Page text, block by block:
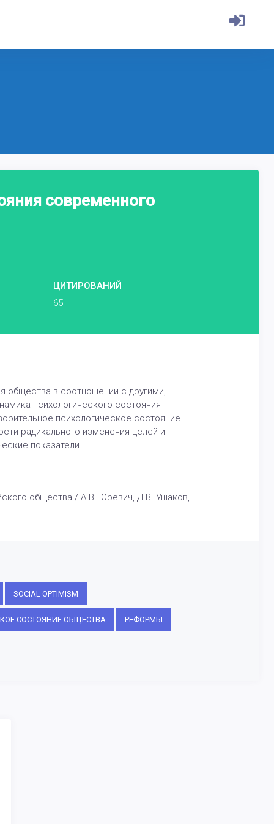
современного
ЦИТИРОВАНИЙ
65
общества в соотношении с другими,
психологического состояния
психологическое состояние
радикального изменения целей и
показатели.
общества / А.В. Юревич, Д.В. Ушаков,
SOCIAL OPTIMISM
СОСТОЯНИЕ ОБЩЕСТВА РЕФОРМЫ